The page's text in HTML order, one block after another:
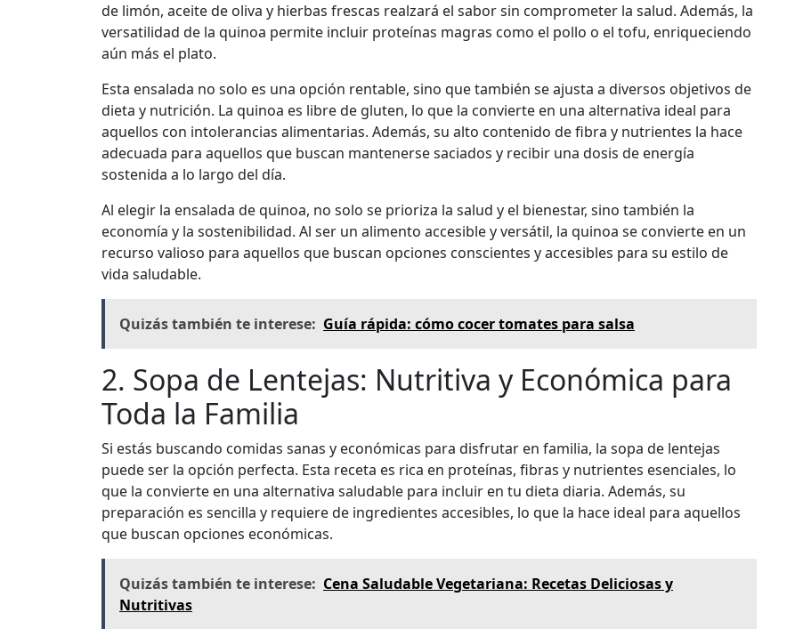
de limón, aceite de oliva y hierbas frescas realzará el sabor sin comprometer la salud. Además, la
versatilidad de la quinoa permite incluir proteínas magras como el pollo o el tofu, enriqueciendo
aún más el plato.
Esta ensalada no solo es una opción rentable, sino que también se ajusta a diversos objetivos de
dieta y nutrición. La quinoa es libre de gluten, lo que la convierte en una alternativa ideal para
aquellos con intolerancias alimentarias. Además, su alto contenido de fibra y nutrientes la hace
adecuada para aquellos que buscan mantenerse saciados y recibir una dosis de energía
sostenida a lo largo del día.
Al elegir la ensalada de quinoa, no solo se prioriza la salud y el bienestar, sino también la
economía y la sostenibilidad. Al ser un alimento accesible y versátil, la quinoa se convierte en un
recurso valioso para aquellos que buscan opciones conscientes y accesibles para su estilo de
vida saludable.
Quizás también te interese: Guía rápida: cómo cocer tomates para salsa
2. Sopa de Lentejas: Nutritiva y Económica para
Toda la Familia
Si estás buscando comidas sanas y económicas para disfrutar en familia, la sopa de lentejas
puede ser la opción perfecta. Esta receta es rica en proteínas, fibras y nutrientes esenciales, lo
que la convierte en una alternativa saludable para incluir en tu dieta diaria. Además, su
preparación es sencilla y requiere de ingredientes accesibles, lo que la hace ideal para aquellos
que buscan opciones económicas.
Quizás también te interese: Cena Saludable Vegetariana: Recetas Deliciosas y
Nutritivas